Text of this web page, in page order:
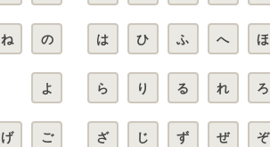
ね の は ひ ふ へ ほ
よ ら り る れ ろ
げ ご ざ じ ず ぜ ぞ